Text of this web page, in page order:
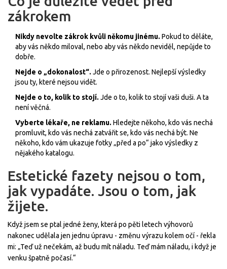
zákrokem
Nikdy nevolte zákrok kvůli někomu jinému. Pokud to děláte,
aby vás někdo miloval, nebo aby vás někdo neviděl, nepůjde to
dobře.
Nejde o „dokonalost“. Jde o přirozenost. Nejlepší výsledky
jsou ty, které nejsou vidět.
Nejde o to, kolik to stojí. Jde o to, kolik to stojí vaši duši. A ta
není věčná.
Vyberte lékaře, ne reklamu. Hledejte někoho, kdo vás nechá
promluvit, kdo vás nechá zatvářit se, kdo vás nechá být. Ne
někoho, kdo vám ukazuje fotky „před a po“ jako výsledky z
nějakého katalogu.
Estetické fazety nejsou o tom,
jak vypadáte. Jsou o tom, jak
žijete.
Když jsem se ptal jedné ženy, která po pěti letech výhovorů
nakonec udělala jen jednu úpravu - změnu výrazu kolem očí - řekla
mi: „Teď už nečekám, až budu mít náladu. Teď mám náladu, i když je
venku špatně počasí.“